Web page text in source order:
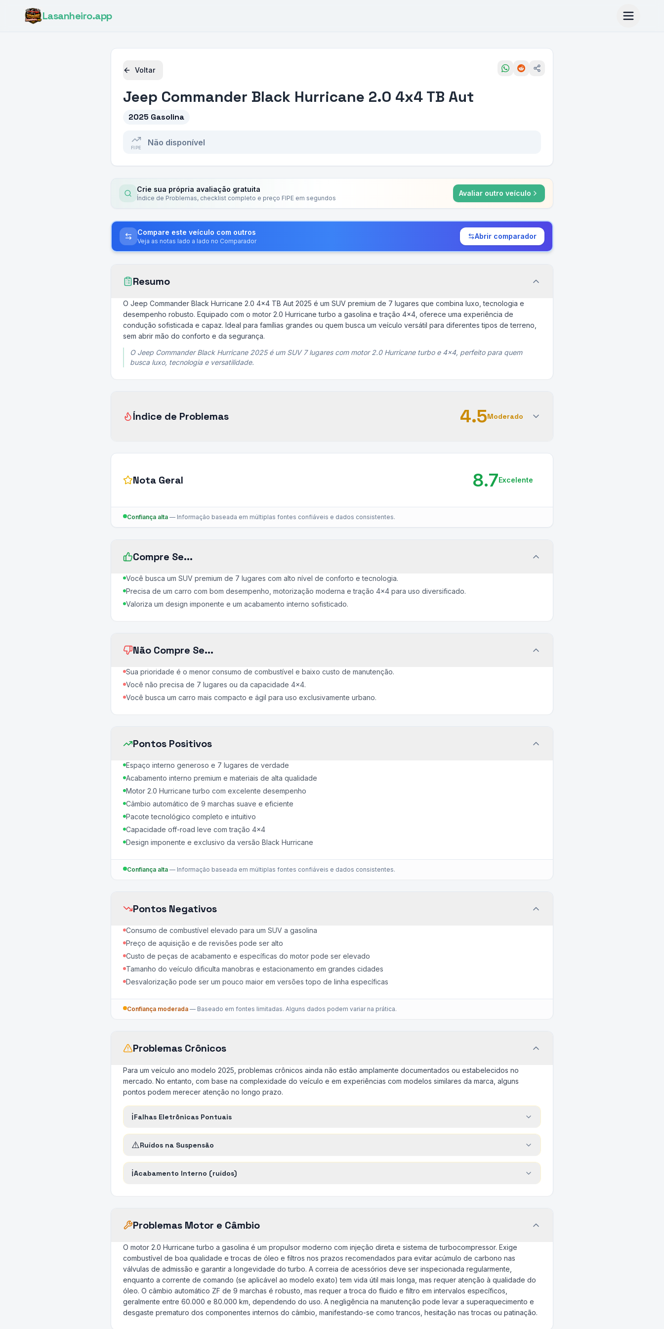
Lasanheiro.app
Voltar
Jeep Commander Black Hurricane 2.0 4x4 TB Aut
2025 Gasolina
FIPE
Não disponível
Crie sua própria avaliação gratuita
Índice de Problemas, checklist completo e preço FIPE em segundos
Avaliar outro veículo
Compare este veículo com outros
Veja as notas lado a lado no Comparador
Abrir comparador
Resumo
O Jeep Commander Black Hurricane 2.0 4x4 TB Aut 2025 é um SUV premium de 7 lugares que combina luxo, tecnologia e
desempenho robusto. Equipado com o motor 2.0 Hurricane turbo a gasolina e tração 4x4, oferece uma experiência de
condução sofisticada e capaz. Ideal para famílias grandes ou quem busca um veículo versátil para diferentes tipos de terreno,
sem abrir mão do conforto e da segurança.
O Jeep Commander Black Hurricane 2025 é um SUV 7 lugares com motor 2.0 Hurricane turbo e 4x4, perfeito para quem
busca luxo, tecnologia e versatilidade.
Índice de Problemas 4.5Moderado
Nota Geral 8.7Excelente
Confiança alta — Informação baseada em múltiplas fontes confiáveis e dados consistentes.
Compre Se...
Você busca um SUV premium de 7 lugares com alto nível de conforto e tecnologia.
Precisa de um carro com bom desempenho, motorização moderna e tração 4x4 para uso diversificado.
Valoriza um design imponente e um acabamento interno sofisticado.
Não Compre Se...
Sua prioridade é o menor consumo de combustível e baixo custo de manutenção.
Você não precisa de 7 lugares ou da capacidade 4x4.
Você busca um carro mais compacto e ágil para uso exclusivamente urbano.
Pontos Positivos
Espaço interno generoso e 7 lugares de verdade
Acabamento interno premium e materiais de alta qualidade
Motor 2.0 Hurricane turbo com excelente desempenho
Câmbio automático de 9 marchas suave e eficiente
Pacote tecnológico completo e intuitivo
Capacidade off-road leve com tração 4x4
Design imponente e exclusivo da versão Black Hurricane
Confiança alta — Informação baseada em múltiplas fontes confiáveis e dados consistentes.
Pontos Negativos
Consumo de combustível elevado para um SUV a gasolina
Preço de aquisição e de revisões pode ser alto
Custo de peças de acabamento e específicas do motor pode ser elevado
Tamanho do veículo dificulta manobras e estacionamento em grandes cidades
Desvalorização pode ser um pouco maior em versões topo de linha específicas
Confiança moderada — Baseado em fontes limitadas. Alguns dados podem variar na prática.
Problemas Crônicos
Para um veículo ano modelo 2025, problemas crônicos ainda não estão amplamente documentados ou estabelecidos no
mercado. No entanto, com base na complexidade do veículo e em experiências com modelos similares da marca, alguns
pontos podem merecer atenção no longo prazo.
ℹ️Falhas Eletrônicas Pontuais
⚠️Ruídos na Suspensão
ℹ️Acabamento Interno (ruídos)
Problemas Motor e Câmbio
O motor 2.0 Hurricane turbo a gasolina é um propulsor moderno com injeção direta e sistema de turbocompressor. Exige
combustível de boa qualidade e trocas de óleo e filtros nos prazos recomendados para evitar acúmulo de carbono nas
válvulas de admissão e garantir a longevidade do turbo. A correia de acessórios deve ser inspecionada regularmente,
enquanto a corrente de comando (se aplicável ao modelo exato) tem vida útil mais longa, mas requer atenção à qualidade do
óleo. O câmbio automático ZF de 9 marchas é robusto, mas requer a troca do fluido e filtro em intervalos específicos,
geralmente entre 60.000 e 80.000 km, dependendo do uso. A negligência na manutenção pode levar a superaquecimento e
desgaste prematuro dos componentes internos do câmbio, manifestando-se como trancos, hesitação nas trocas ou patinação.